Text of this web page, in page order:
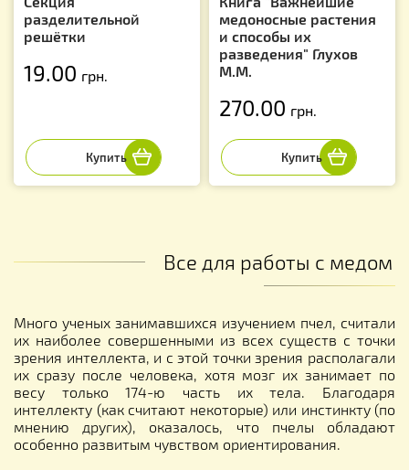
разделительной
решётки
19.00 грн.
медоносные растения
и способы их
разведения" Глухов
М.М.
270.00 грн.
Все для работы с медом
Много ученых занимавшихся изучением пчел, считали
их наиболее совершенными из всех существ с точки
зрения интеллекта, и с этой точки зрения располагали
их сразу после человека, хотя мозг их занимает по
весу только 174-ю часть их тела. Благодаря
интеллекту (как считают некоторые) или инстинкту (по
мнению других), оказалось, что пчелы обладают
особенно развитым чувством ориентирования.